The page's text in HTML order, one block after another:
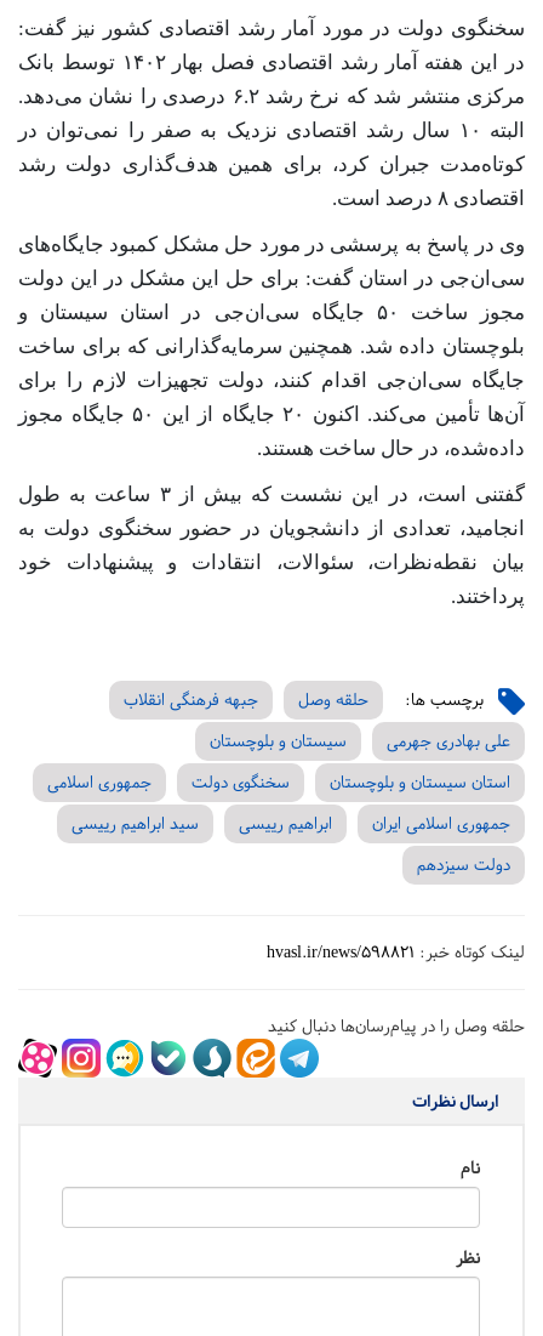
سخنگوی دولت در مورد آمار رشد اقتصادی کشور نیز گفت:
در این هفته آمار رشد اقتصادی فصل بهار ۱۴۰۲ توسط بانک
مرکزی منتشر شد که نرخ رشد ۶.۲ درصدی را نشان می‌دهد.
البته ۱۰ سال رشد اقتصادی نزدیک به صفر را نمی‌توان در
کوتاه‌مدت جبران کرد، برای همین هدف‌گذاری دولت رشد
اقتصادی ۸ درصد است.
وی در پاسخ به پرسشی در مورد حل مشکل کمبود جایگاه‌های
سی‌ان‌جی در استان گفت: برای حل این مشکل در این دولت
مجوز ساخت ۵۰ جایگاه سی‌ان‌جی در استان سیستان و
بلوچستان داده شد. همچنین سرمایه‌گذارانی که برای ساخت
جایگاه سی‌ان‌جی اقدام کنند، دولت تجهیزات لازم را برای
آن‌ها تأمین می‌کند. اکنون ۲۰ جایگاه از این ۵۰ جایگاه مجوز
داده‌شده، در حال ساخت هستند.
گفتنی است، در این نشست که بیش از ۳ ساعت به طول
انجامید، تعدادی از دانشجویان در حضور سخنگوی دولت به
بیان نقطه‌نظرات، سئوالات، انتقادات و پیشنهادات خود
پرداختند.
برچسب ها: حلقه وصل
جبهه فرهنگی انقلاب
علی بهادری جهرمی
سیستان و بلوچستان
استان سیستان و بلوچستان
سخنگوی دولت
جمهوری اسلامی
جمهوری اسلامی ایران
ابراهیم رییسی
سید ابراهیم رییسی
دولت سیزدهم
لینک کوتاه خبر: hvasl.ir/news/598821
حلقه وصل را در پیام‌رسان‌ها دنبال کنید
ارسال نظرات
نام
نظر